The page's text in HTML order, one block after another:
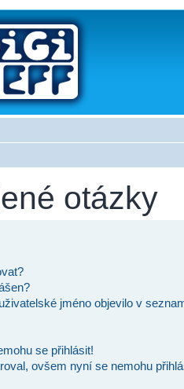
otázky
jméno objevilo v
se přihlásit!
ovšem nyní se nemohu